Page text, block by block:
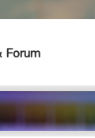
Forum